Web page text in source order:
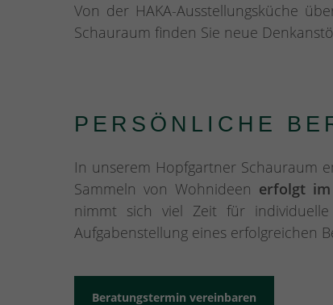
Von der HAKA-Ausstellungsküche
Schauraum finden Sie neue
PERSÖNLICHE
In unserem Hopfgartner Schauraum
Sammeln von Wohnideen erfolgt im
nimmt sich viel Zeit für
Aufgabenstellung eines erfolgreichen
Beratungstermin vereinbaren